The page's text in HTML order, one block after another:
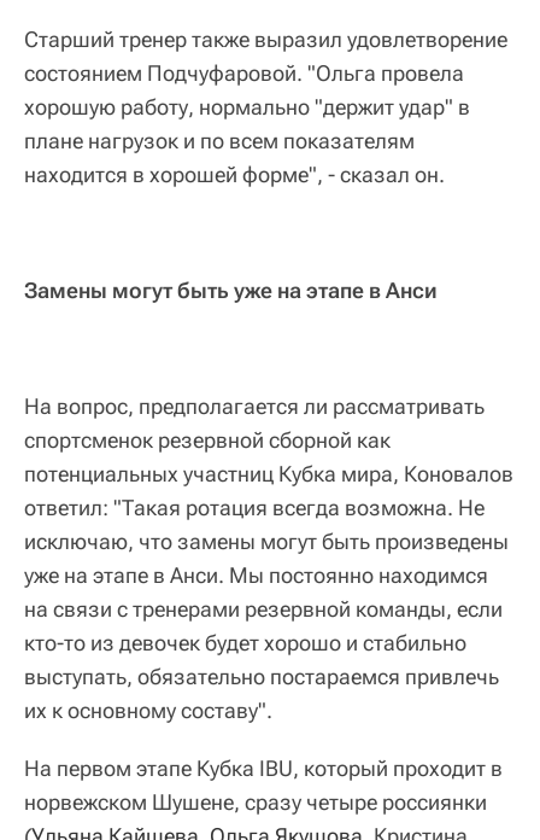
Старший тренер также выразил удовлетворение
состоянием Подчуфаровой. "Ольга провела
хорошую работу, нормально "держит удар" в
плане нагрузок и по всем показателям
находится в хорошей форме", - сказал он.
Замены могут быть уже на этапе в Анси
На вопрос, предполагается ли рассматривать
спортсменок резервной сборной как
потенциальных участниц Кубка мира, Коновалов
ответил: "Такая ротация всегда возможна. Не
исключаю, что замены могут быть произведены
уже на этапе в Анси. Мы постоянно находимся
на связи с тренерами резервной команды, если
кто-то из девочек будет хорошо и стабильно
выступать, обязательно постараемся привлечь
их к основному составу".
На первом этапе Кубка IBU, который проходит в
норвежском Шушене, сразу четыре россиянки